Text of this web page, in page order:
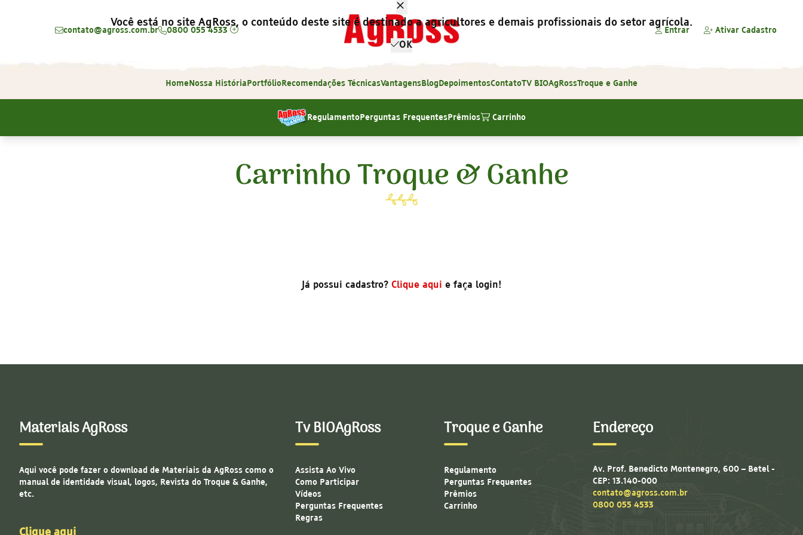
contato@agross.com.br 0800 055 4533 Entrar Ativar Cadastro
Home Nossa História Portfólio Recomendações TécnicasVantagens Blog DepoimentosContatoTV BIOAgRossTroque e Ganhe
Regulamento Perguntas Frequentes Prêmios Carrinho
Carrinho Troque & Ganhe
Já possui cadastro? Clique aqui e faça login!
Materiais AgRoss
Aqui você pode fazer o download de Materiais da AgRoss como o
manual de identidade visual, logos, Revista do Troque & Ganhe,
etc.
Clique aqui
Tv BIOAgRoss
Assista Ao Vivo
Como Participar
Vídeos
Perguntas Frequentes
Regras
Troque e Ganhe
Regulamento
Perguntas Frequentes
Prêmios
Carrinho
Endereço
Av. Prof. Benedicto Montenegro, 600 – Betel -
CEP: 13.140-000
contato@agross.com.br
0800 055 4533
Você está no site AgRoss, o conteúdo deste site é destinado a agricultores e demais profissionais do setor agrícola.
OK